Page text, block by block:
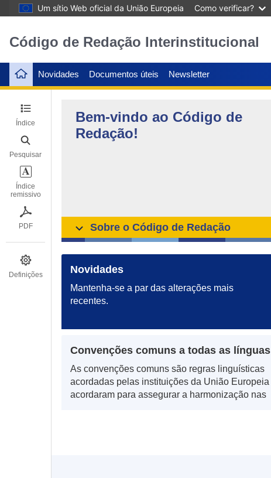
Um sítio Web oficial da União Europeia Como verificar?
Código de Redação Interinstitucional
Novidades Documentos úteis Newsletter
Índice
Pesquisar
Índice
remissivo
PDF
Definições
Bem-vindo ao Código de
Redação!
Sobre o Código de Redação
Novidades
Mantenha‑se a par das alterações mais
recentes.
Convenções comuns a todas as línguas
As convenções comuns são regras linguísticas
acordadas pelas instituições da União Europeia
acordaram para assegurar a harmonização nas